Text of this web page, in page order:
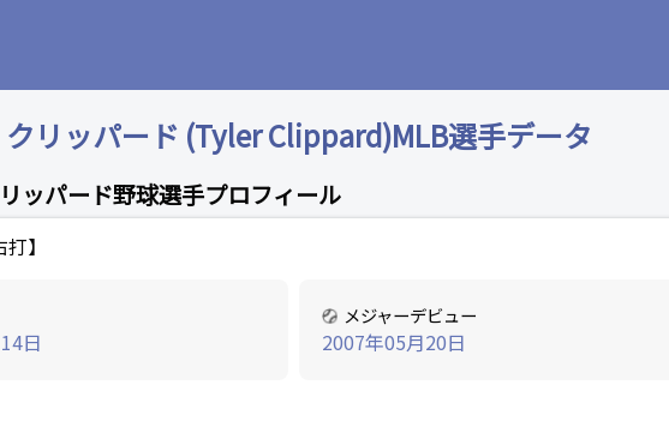
リッパード (Tyler Clippard)MLB選手データ
ッパード野球選手プロフィール
】
日
メジャーデビュー
2007年05月20日